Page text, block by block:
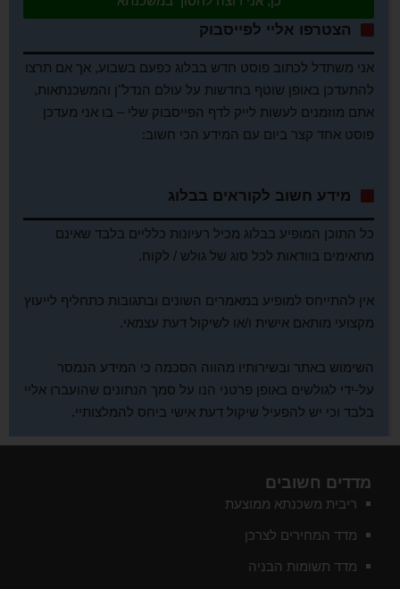
הצטרפו אליי לפייסבוק
אני משתדל לכתוב פוסט חדש בבלוג כפעם בשבוע, אך אם תרצו
להתעדכן באופן שוטף בחדשות על עולם הנדל"ן והמשכנתאות,
אתם מוזמנים לעשות לייק לדף הפייסבוק שלי – בו אני מעדכן
פוסט אחד קצר ביום עם המידע הכי חשוב:
מידע חשוב לקוראים בבלוג
כל התוכן המופיע בבלוג מכיל רעיונות כלליים בלבד שאינם
מתאימים בוודאות לכל סוג של גולש / לקוח.
אין להתייחס למופיע במאמרים השונים ובתגובות כתחליף לייעוץ
מקצועי מותאם אישית ו/או לשיקול דעת עצמאי.
השימוש באתר ובשירותיו מהווה הסכמה כי המידע הנמסר
על-ידי לגולשים באופן פרטני הנו על סמך הנתונים שהועברו אליי
בלבד וכי יש להפעיל שיקול דעת אישי ביחס להמלצותיי.
מדדים חשובים
ריבית משכנתא ממוצעת
מדד המחירים לצרכן
מדד תשומות הבניה